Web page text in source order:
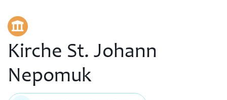
Kirche St. Johann
Nepomuk